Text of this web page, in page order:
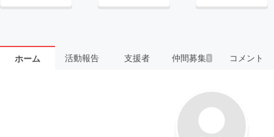
ホーム 活動報告 支援者 仲間募集 1 コメント